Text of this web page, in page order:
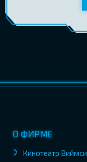
О ФИРМЕ
Кинотеатр Виймси